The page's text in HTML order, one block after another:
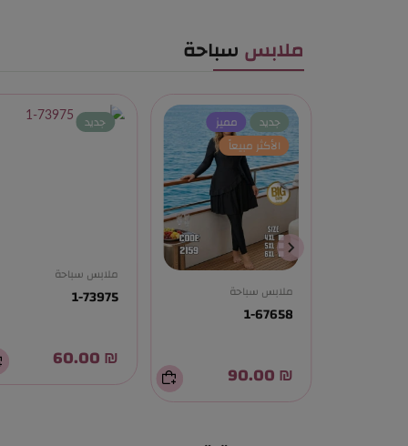
ملابس سباحة
جديد مميز
الأكثر مبيعاً
ملابس سباحة
1-67658
₪ 90.00
جديد
ملابس سباحة
1-73975
₪ 60.00